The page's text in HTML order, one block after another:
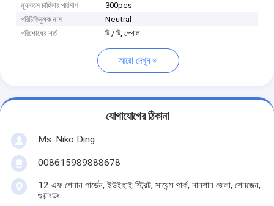
ন্যূনতম চাহিদার পরিমাণ
300pcs
পরিচিতিমুলক নাম
Neutral
পরিশোধের শর্ত
টি / টি, পেপাল
আরো দেখুন
যোগাযোগের ঠিকানা
Ms. Niko Ding
008615989888678
12 এফ শেনান গার্ডেন, ইউইহাই স্ট্রিট, সায়েন্স পার্ক, নানশান জেলা, শেনজেন,
গুয়াংডং